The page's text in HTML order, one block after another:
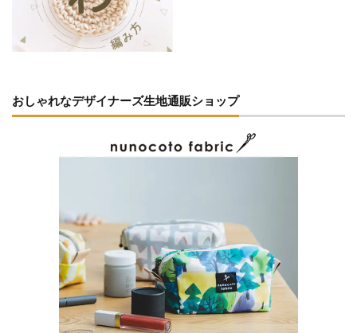
おしゃれなデザイナーズ生地通販ショップ